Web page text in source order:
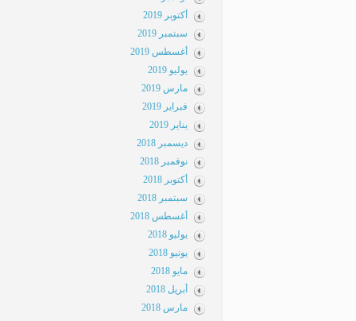
أكتوبر 2019
سبتمبر 2019
أغسطس 2019
يوليو 2019
مارس 2019
فبراير 2019
يناير 2019
ديسمبر 2018
نوفمبر 2018
أكتوبر 2018
سبتمبر 2018
أغسطس 2018
يوليو 2018
يونيو 2018
مايو 2018
أبريل 2018
مارس 2018